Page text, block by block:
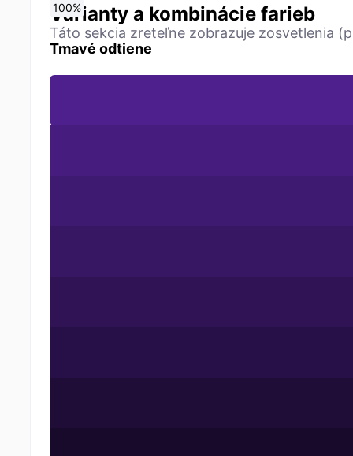
Varianty a kombinácie farieb
Táto sekcia zreteľne zobrazuje zosvetlenia
Tmavé odtiene
0%
10%
20%
30%
40%
50%
60%
70%
80%
90%
100%